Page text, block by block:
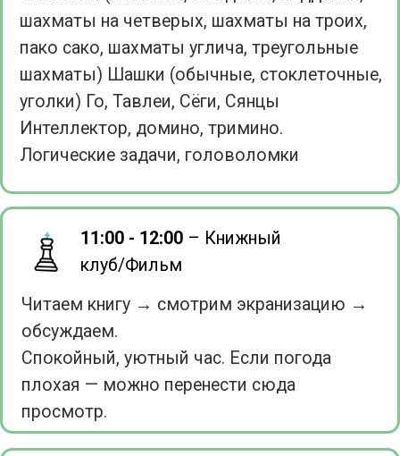
30000
40 000
5000
Запишитесь и оплатите 2 и
более смены и получите
скидку на вторую смену
ЗАБРОНИРОВАТЬ 2 И
18000
20 000
ЗАПИСАТЬСЯ ДО 1 ИЮНЯ
ЗАПИСАТЬ ВТОРОГО
РЕБЕНКА
Запишите одного ребенка на
скидку для второго ребёнка.
Запишитесь на любую смену
и оплатите её до 1 Июня
2026 года по сниженной
цене
Разовое посещение 2 000 ₽